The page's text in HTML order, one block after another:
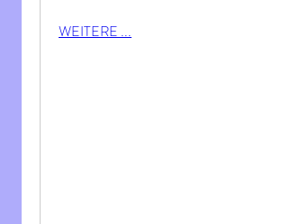
WEITERE ...